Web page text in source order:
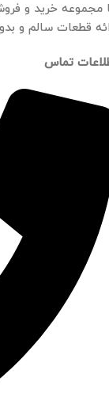
مجموعه خرید و
قطعات سالم و
تماس